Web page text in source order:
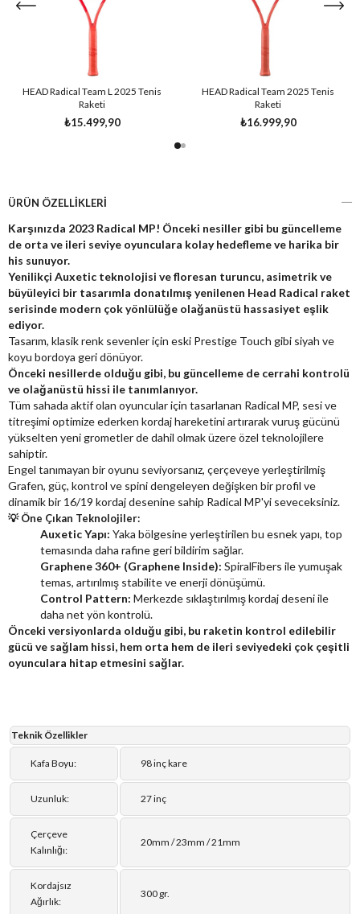
HEAD Radical Team L 2025 Tenis
Raketi
₺15.499,90
HEAD Radical Team 2025 Tenis
Raketi
₺16.999,90
ÜRÜN ÖZELLIKLERI
Karşınızda 2023 Radical MP! Önceki nesiller gibi bu güncelleme
de orta ve ileri seviye oyunculara kolay hedefleme ve harika bir
his sunuyor.
Yenilikçi Auxetic teknolojisi ve floresan turuncu, asimetrik ve
büyüleyici bir tasarımla donatılmış yenilenen Head Radical raket
serisinde modern çok yönlülüğe olağanüstü hassasiyet eşlik
ediyor.
Tasarım, klasik renk sevenler için eski Prestige Touch gibi siyah ve
koyu bordoya geri dönüyor.
Önceki nesillerde olduğu gibi, bu güncelleme de cerrahi kontrolü
ve olağanüstü hissi ile tanımlanıyor.
Tüm sahada aktif olan oyuncular için tasarlanan Radical MP, sesi ve
titreşimi optimize ederken kordaj hareketini artırarak vuruş gücünü
yükselten yeni grometler de dahil olmak üzere özel teknolojilere
sahiptir.
Engel tanımayan bir oyunu seviyorsanız, çerçeveye yerleştirilmiş
Grafen, güç, kontrol ve spini dengeleyen değişken bir profil ve
dinamik bir 16/19 kordaj desenine sahip Radical MP'yi seveceksiniz.
💡 Öne Çıkan Teknolojiler:
Auxetic Yapı: Yaka bölgesine yerleştirilen bu esnek yapı, top
temasında daha rafine geri bildirim sağlar.
Graphene 360+ (Graphene Inside): SpiralFibers ile yumuşak
temas, artırılmış stabilite ve enerji dönüşümü.
Control Pattern: Merkezde sıklaştırılmış kordaj deseni ile
daha net yön kontrolü.
Önceki versiyonlarda olduğu gibi, bu raketin kontrol edilebilir
gücü ve sağlam hissi, hem orta hem de ileri seviyedeki çok çeşitli
oyunculara hitap etmesini sağlar.
Teknik Özellikler
Kafa Boyu: 98 inç kare
Uzunluk: 27 inç
Çerçeve
Kalınlığı:
20mm / 23mm / 21mm
Kordajsız
Ağırlık:
300 gr.